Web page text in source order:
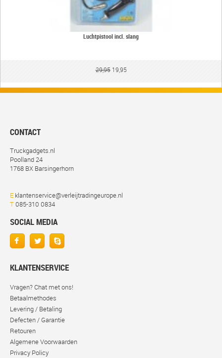
Luchtpistool incl. slang
29,9519,95
CONTACT
Truckgadgets.nl
Poolland 24
1768 BX Barsingerhorn
E klantenservice@verleijtradingeurope.nl
T085-310 0834
SOCIAL MEDIA
KLANTENSERVICE
Vragen? Chat met ons!
Betaalmethodes
Levering / Betaling
Defecten / Garantie
Retouren
Algemene Voorwaarden
Privacy Policy